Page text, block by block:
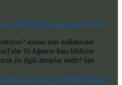
2026) Son 24 saat hata bildirim
sorusu bazı kullanıcılar
10 Ağustos hata bildirim
ile ilgili detaylar nedir? İşte
raporları (10 Ağustos 2026)